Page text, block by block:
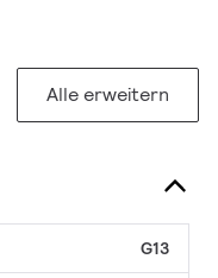
Alle erweitern
G13